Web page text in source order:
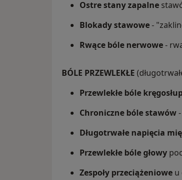
Ostre stany zapalne
Blokady stawowe-
Rwące bóle nerwowe-
BÓLE PRZEWLEKŁE
Przewlekłe bóle
Chroniczne bóle stawów
Długotrwałe napięcia
Przewlekłe bóle głowy
Zespoły przeciążeniowe u